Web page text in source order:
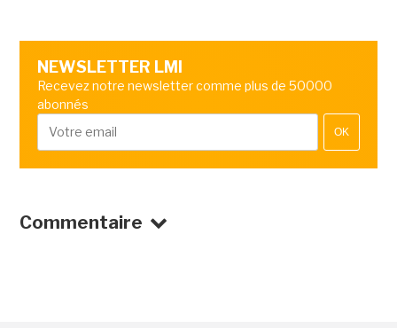
NEWSLETTER LMI
Recevez notre newsletter comme plus de 50000
abonnés
OK
Commentaire